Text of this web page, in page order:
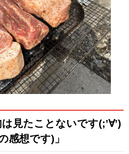
見たことないです(;’∀’)
感想です)」